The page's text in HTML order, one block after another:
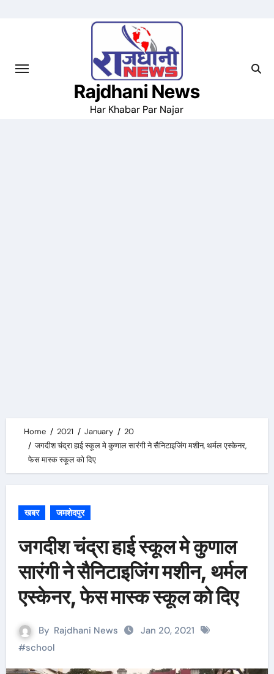
Rajdhani News
Har Khabar Par Najar
Home 2021 January
20
जगदीश चंद्रा हाई स्कूल मे कुणाल सारंगी ने सैनिटाइजिंग मशीन, थर्मल एस्केनर,
फेस मास्क स्कूल को दिए
खबर जमशेदपुर
जगदीश चंद्रा हाई स्कूल मे कुणाल
सारंगी ने सैनिटाइजिंग मशीन, थर्मल
एस्केनर, फेस मास्क स्कूल को दिए
By Rajdhani News
Jan 20, 2021
#school